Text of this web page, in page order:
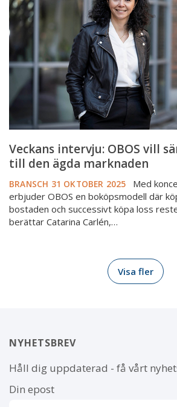
vill
sänka
trösklarna
den
ägda
marknaden
Veckans intervju: OBOS vill
till den ägda marknaden
BRANSCH 31 OKTOBER 2025
Med
erbjuder OBOS en boköpsmodell där
bostaden och successivt köpa loss
berättar Catarina Carlén,…
Visa fler
NYHETSBREV
Håll dig uppdaterad - få vårt
Din epost